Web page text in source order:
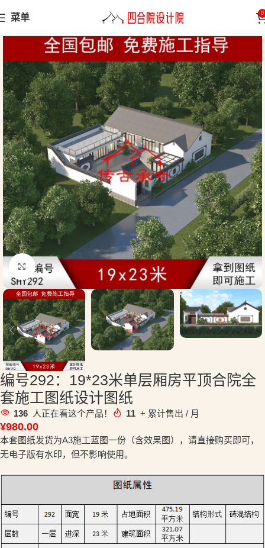
菜单 0
首页 小型合院
点击放大
编号292：19*23米单层厢房平顶合院全
套施工图纸设计图纸
136 人正在看这个产品！ 11 + 累计售出 / 月
¥980.00
本套图纸发货为A3施工蓝图一份（含效果图），请直接购买即可，
无电子版有水印，但不影响使用。